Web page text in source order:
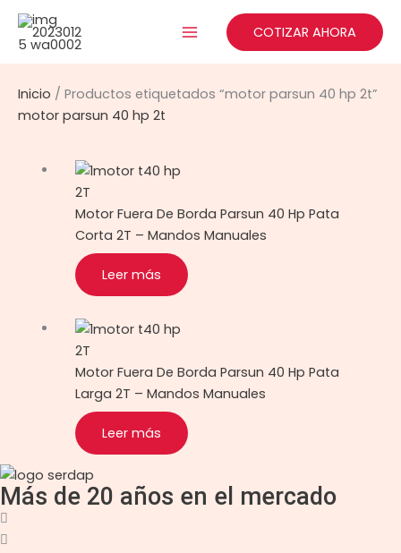
contenido
COTIZAR AHORA
Inicio / Productos etiquetados “motor parsun 40 hp 2t”
motor parsun 40 hp 2t
2T
Motor Fuera De Borda Parsun 40 Hp Pata
Corta 2T – Mandos Manuales
Leer más
2T
Motor Fuera De Borda Parsun 40 Hp Pata
Larga 2T – Mandos Manuales
Leer más
Más de 20 años en el mercado